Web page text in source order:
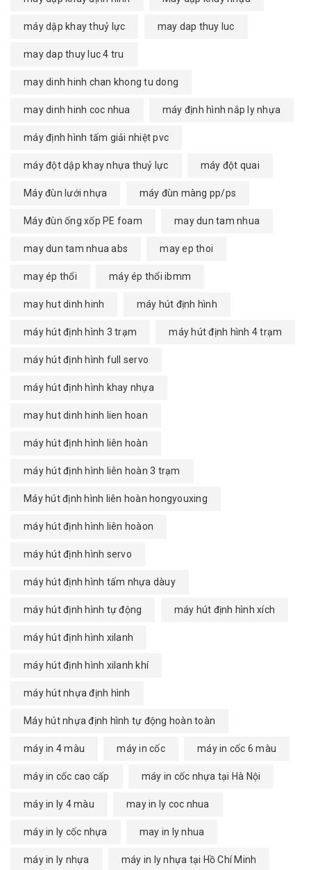
máy dập khay thuỷ lực may dap thuy luc
may dap thuy luc 4 tru
may dinh hinh chan khong tu dong
may dinh hinh coc nhua máy định hình nắp ly nhựa
máy định hình tấm giải nhiệt pvc
máy đột dập khay nhựa thuỷ lực máy đột quai
Máy đùn lưới nhựa máy đùn màng pp/ps
Máy đùn ống xốp PE foam may dun tam nhua
may dun tam nhua abs may ep thoi
may ép thổi máy ép thổi ibmm
may hut dinh hinh máy hút định hình
máy hút định hình 3 trạm máy hút định hình 4 trạm
máy hút định hình full servo
máy hút định hình khay nhựa
may hut dinh hinh lien hoan
máy hút định hình liên hoàn
máy hút định hình liên hoàn 3 trạm
Máy hút định hình liên hoàn hongyouxing
máy hút định hình liên hoàon
máy hút định hình servo
máy hút định hình tấm nhựa dàuy
máy hút định hình tự động máy hút định hình xích
máy hút định hình xilanh
máy hút định hình xilanh khí
máy hút nhựa định hình
Máy hút nhựa định hình tự động hoàn toàn
máy in 4 màu máy in cốc máy in cốc 6 màu
máy in cốc cao cấp máy in cốc nhựa tại Hà Nội
máy in ly 4 màu may in ly coc nhua
máy in ly cốc nhựa may in ly nhua
máy in ly nhựa máy in ly nhựa tại Hồ Chí Minh